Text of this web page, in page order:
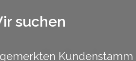
suchen
Kundenstamm